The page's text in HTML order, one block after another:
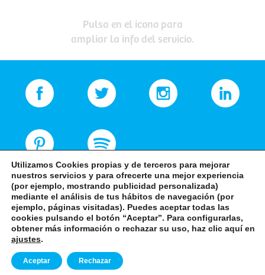
Pulsa en el icono para
ampliar la info del servicio.
Aviso Legal-Política de privacidad
Utilizamos Cookies propias y de terceros para mejorar
nuestros servicios y para ofrecerte una mejor experiencia
(por ejemplo, mostrando publicidad personalizada)
mediante el análisis de tus hábitos de navegación (por
ejemplo, páginas visitadas). Puedes aceptar todas las
cookies pulsando el botón “Aceptar”. Para configurarlas,
obtener más información o rechazar su uso, haz clic aquí en
ajustes.
Aceptar Rechazar